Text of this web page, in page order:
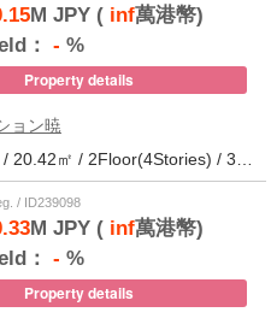
M JPY (inf萬港幣)
： - %
Property details
ョン暁
/ ID239098
M JPY (inf萬港幣)
： - %
Property details